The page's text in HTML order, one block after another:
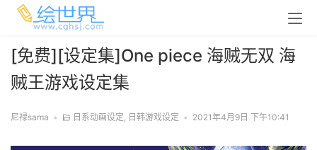
[免费][设定集]One piece 海贼无双 海
贼王游戏设定集
尼禄sama • 日系动画设定, 日韩游戏设定 • 2021年4月9日 下午10:41